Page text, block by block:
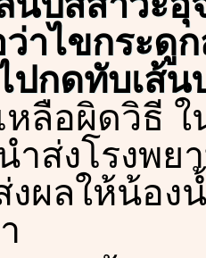
ว่าไขกระดู
ปกดทับเส้น
หลือผิดวิธี
ำส่งโรงพ
ผลให้น้อง